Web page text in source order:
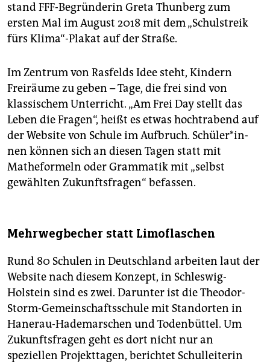
stand FFF-Begründerin Greta Thunberg zum
ersten Mal im August 2018 mit dem „Schul­streik
fürs Klima“-Plakat auf der Straße.
Im Zentrum von Rasfelds Idee steht, Kindern
Freiräume zu geben – Tage, die frei sind von
klassischem Unterricht. „Am Frei Day stellt das
Leben die Fragen“, heißt es etwas hochtrabend auf
der Website von Schule im Aufbruch. Schü­le­r*in­
nen können sich an diesen Tagen statt mit
Matheformeln oder Grammatik mit „selbst
gewählten Zukunftsfragen“ befassen.
Mehrwegbecher statt Limoflaschen
Rund 80 Schulen in Deutschland arbeiten laut der
Website nach diesem Konzept, in Schleswig-
Holstein sind es zwei. Darunter ist die Theodor-
Storm-Gemeinschaftsschule mit Standorten in
Hanerau-Hademarschen und Toden­büttel. Um
Zukunftsfragen geht es dort nicht nur an
speziellen Projekttagen, berichtet Schulleiterin